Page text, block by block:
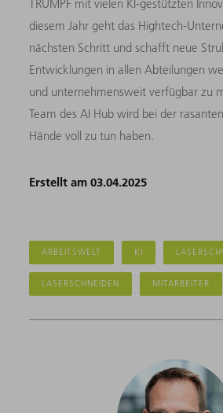
TRUMPF mit vielen KI-gestützten
diesem Jahr geht das Hightech-
nächsten Schritt und schafft neue
Entwicklungen in allen Abteilungen
und unternehmensweit verfügbar zu
Team des AI Hub wird bei der
Hände voll zu tun haben.
Erstellt am 03.04.2025
ARBEITSWELT KI
LASERSCHNEIDEN MITARBEITER